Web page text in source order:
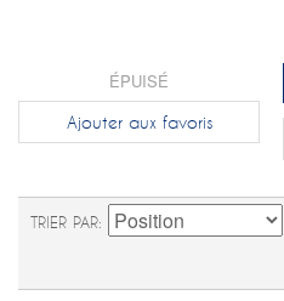
ÉPUISÉ
Ajouter aux favoris
TRIER PAR